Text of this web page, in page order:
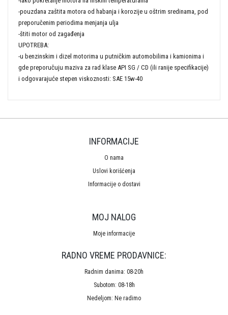
-pouzdana zaštita motora od habanja i korozije u oštrim sredinama, pod
preporučenim periodima menjanja ulja
-štiti motor od zagađenja
UPOTREBA:
-u benzinskim i dizel motorima u putničkim automobilima i kamionima i
gde preporučuju maziva za rad klase API SG / CD (ili ranije specifikacije)
i odgovarajuće stepen viskoznosti: SAE 15w-40
INFORMACIJE
O nama
Uslovi korišćenja
Informacije o dostavi
MOJ NALOG
Moje informacije
RADNO VREME PRODAVNICE:
Radnim danima: 08-20h
Subotom: 08-18h
Nedeljom: Ne radimo